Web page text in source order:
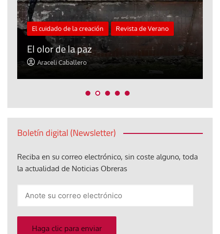
El cuidado de la creación Revista de Verano
El olor de la paz
Araceli Caballero
Boletín digital (Newsletter)
Reciba en su correo electrónico, sin coste alguno, toda
la actualidad de Noticias Obreras
electrónico
Haga clic para enviar